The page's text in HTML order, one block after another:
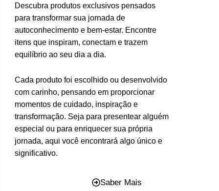
Descubra produtos exclusivos pensados
para transformar sua jornada de
autoconhecimento e bem-estar. Encontre
itens que inspiram, conectam e trazem
equilíbrio ao seu dia a dia.
Cada produto foi escolhido ou desenvolvido
com carinho, pensando em proporcionar
momentos de cuidado, inspiração e
transformação. Seja para presentear alguém
especial ou para enriquecer sua própria
jornada, aqui você encontrará algo único e
significativo.
Saber Mais